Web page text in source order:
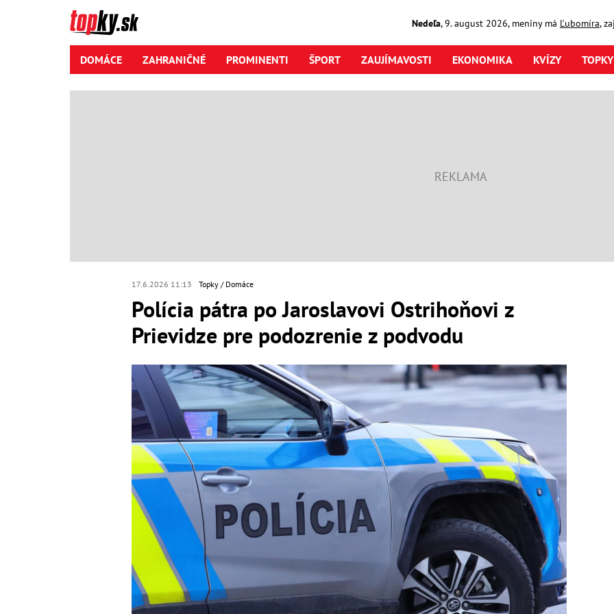
Nedeľa,9. august2026, meniny má Ľubomíra,
DOMÁCE ZAHRANIČNÉ PROMINENTI ŠPORT ZAUJÍMAVOSTI EKONOMIKA KVÍZY
17.6.2026 11:13 Topky Domáce
Polícia pátra po Jaroslavovi Ostrihoňovi z
Prievidze pre podozrenie z podvodu